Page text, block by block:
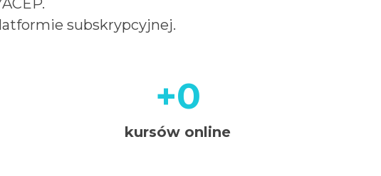
subskrypcyjnej.
+0
kursów online